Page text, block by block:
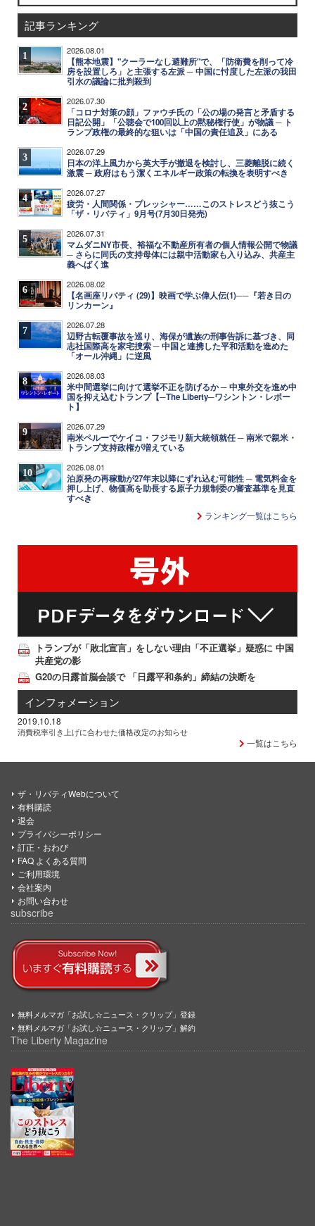
記事ランキング
1 2026.08.01
【熊本地震】"クーラーなし避難所"で、「防衛費を削って冷
房を設置しろ」と主張する左派 ─ 中国に忖度した左派の我田
引水の議論に批判殺到
2 2026.07.30
「コロナ対策の顔」ファウチ氏の「公の場の発言と矛盾する
日記公開」「公聴会で100回以上の黙秘権行使」が物議 ─ ト
ランプ政権の最終的な狙いは「中国の責任追及」にある
3 2026.07.29
日本の洋上風力から英大手が撤退を検討し、三菱離脱に続く
激震 ─ 政府はもう潔くエネルギー政策の転換を表明すべき
4 2026.07.27
疲労・人間関係・プレッシャー……このストレスどう抜こう
「ザ・リバティ」9月号(7月30日発売)
5 2026.07.31
マムダニNY市長、裕福な不動産所有者の個人情報公開で物議
─ さらに同氏の支持母体には親中活動家も入り込み、共産主
義へばく進
6 2026.08.02
【名画座リバティ (29)】映画で学ぶ偉人伝(1)──『若き日の
リンカーン』
7 2026.07.28
辺野古転覆事故を巡り、海保が遺族の刑事告訴に基づき、同
志社国際高を家宅捜索 ─ 中国と連携した平和活動を進めた
「オール沖縄」に逆風
8 2026.08.03
米中間選挙に向けて選挙不正を防げるか ─ 中東外交を進め中
国を抑え込むトランプ【─The Liberty─ワシントン・レポー
ト】
9 2026.07.29
南米ペルーでケイコ・フジモリ新大統領就任 ─ 南米で親米・
トランプ支持政権が増えている
10 2026.08.01
泊原発の再稼動が27年末以降にずれ込む可能性 ─ 電気料金を
押し上げ、物価高を助長する原子力規制委の審査基準を見直
すべき
ランキング一覧はこちら
トランプが「敗北宣言」をしない理由「不正選挙」疑惑に 中国
共産党の影
G20の日露首脳会談で 「日露平和条約」締結の決断を
インフォメーション
2019.10.18
消費税率引き上げに合わせた価格改定のお知らせ
一覧はこちら
ザ・リバティWebについて
有料購読
退会
プライバシーポリシー
訂正・おわび
FAQ よくある質問
ご利用環境
会社案内
お問い合わせ
subscribe
無料メルマガ「お試し☆ニュース・クリップ」登録
無料メルマガ「お試し☆ニュース・クリップ」解約
The Liberty Magazine